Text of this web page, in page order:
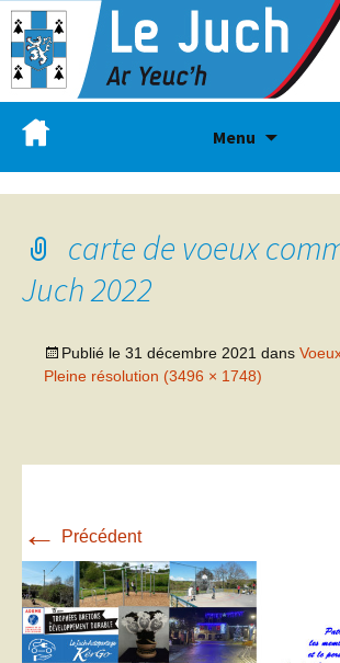
Menu
carte de voeux
Juch 2022
Publié le 31 décembre 2021 dans
Pleine résolution (3496 × 1748)
← Précédent